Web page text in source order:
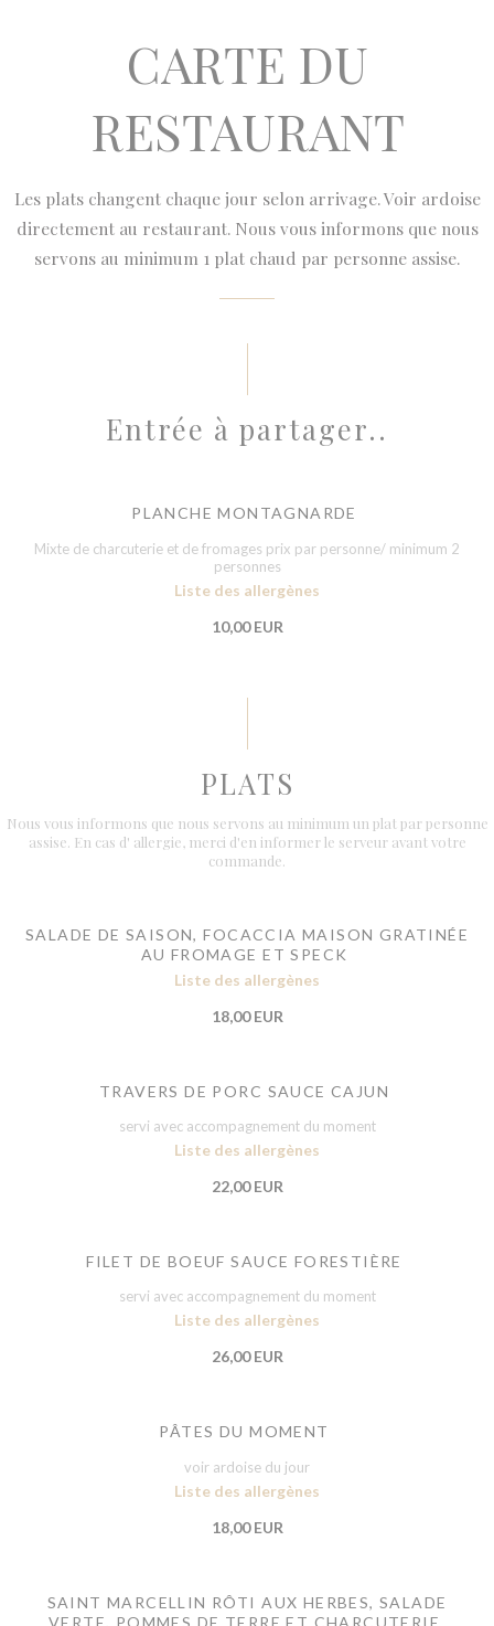
CARTE DU
RESTAURANT
Les plats changent chaque jour selon arrivage. Voir ardoise
directement au restaurant. Nous vous informons que nous
servons au minimum 1 plat chaud par personne assise.
Entrée à partager..
PLANCHE MONTAGNARDE
Mixte de charcuterie et de fromages prix par personne/ minimum 2
personnes
Liste des allergènes
10,00 EUR
PLATS
Nous vous informons que nous servons au minimum un plat par personne
assise. En cas d' allergie, merci d'en informer le serveur avant votre
commande.
SALADE DE SAISON, FOCACCIA MAISON GRATINÉE
AU FROMAGE ET SPECK
Liste des allergènes
18,00 EUR
TRAVERS DE PORC SAUCE CAJUN
servi avec accompagnement du moment
Liste des allergènes
22,00 EUR
FILET DE BOEUF SAUCE FORESTIÈRE
servi avec accompagnement du moment
Liste des allergènes
26,00 EUR
PÂTES DU MOMENT
voir ardoise du jour
Liste des allergènes
18,00 EUR
SAINT MARCELLIN RÔTI AUX HERBES, SALADE
VERTE, POMMES DE TERRE ET CHARCUTERIE